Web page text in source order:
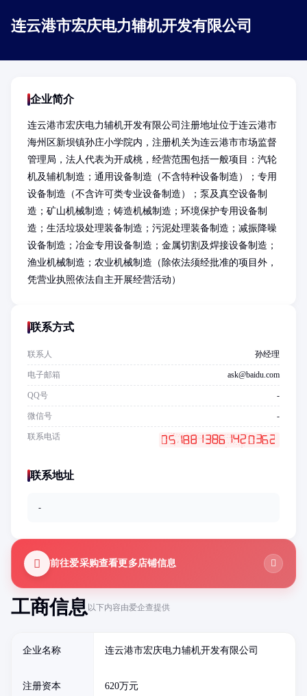
连云港市宏庆电力辅机开发有限公司
工商信息以下内容由爱企查提供
企业名称 连云港市宏庆电力辅机开发有限公司
注册资本 620万元
企业简介
连云港市宏庆电力辅机开发有限公司注册地址位于连云港市
海州区新坝镇孙庄小学院内，注册机关为连云港市市场监督
管理局，法人代表为开成桃，经营范围包括一般项目：汽轮
机及辅机制造；通用设备制造（不含特种设备制造）；专用
设备制造（不含许可类专业设备制造）；泵及真空设备制
造；矿山机械制造；铸造机械制造；环境保护专用设备制
造；生活垃圾处理装备制造；污泥处理装备制造；减振降噪
设备制造；冶金专用设备制造；金属切割及焊接设备制造；
渔业机械制造；农业机械制造（除依法须经批准的项目外，
凭营业执照依法自主开展经营活动）
联系方式
联系人 孙经理
电子邮箱 ask@baidu.com
QQ号 -
微信号 -
联系电话
联系地址
-
前往爱采购查看更多店铺信息